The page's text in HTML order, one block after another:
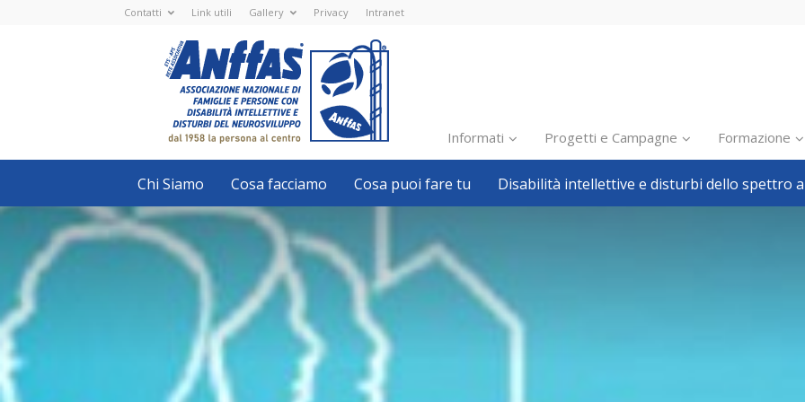
Contatti Link utili Gallery Privacy Intranet
Nazionale
ETS
-
APS
Associazione
Nazionale
di
Famiglie
e
con
disabilità
intellettive
e
disturbi
del
neurosviluppo
Informati
Inclusione scolastica
Inclusione lavorativa
Progetti e Campagne Formazione
Chi Siamo Cosa facciamo Cosa puoi fare tu Disabilità intellettive e disturbi dello spettro